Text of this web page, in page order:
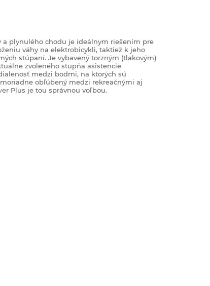
a plynulého chodu je ideálnym riešením pre
váhy na elektrobicykli, taktiež k jeho
stúpaní. Je vybavený torzným (tlakovým)
zvoleného stupňa asistencie
medzi bodmi, na ktorých sú
obľúbený medzi rekreačnými aj
Plus je tou správnou voľbou.